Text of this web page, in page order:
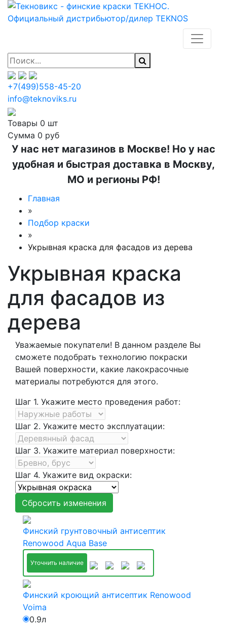
+7(499)558-45-20
info@teknoviks.ru
Товары 0 шт
Сумма 0 руб
У нас нет магазинов в Москве! Но у нас
удобная и быстрая доставка в Москву,
МО и регионы РФ!
Главная
»
Подбор краски
»
Укрывная краска для фасадов из дерева
Укрывная краска
для фасадов из
дерева
Уважаемые покупатели! В данном разделе Вы
сможете подобрать технологию покраски
Вашей поверхности, какие лакокрасочные
материалы потребуются для этого.
Шаг 1. Укажите место проведения работ:
Шаг 2. Укажите место эксплуатации:
Шаг 3. Укажите материал поверхности:
Шаг 4. Укажите вид окраски:
Сбросить изменения
Финский грунтовочный антисептик
Renowood Aqua Base
Уточнить наличие
Финский кроющий антисептик Renowood
Voima
0.9л